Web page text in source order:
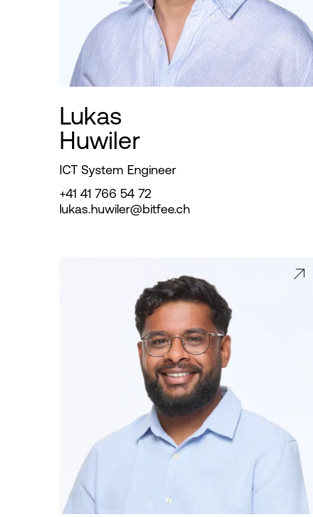
Lukas
Huwiler
ICT System Engineer
+41 41 766 54 72
lukas.huwiler@bitfee.ch